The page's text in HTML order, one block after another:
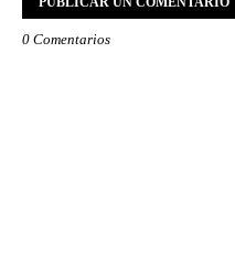
0 Comentarios